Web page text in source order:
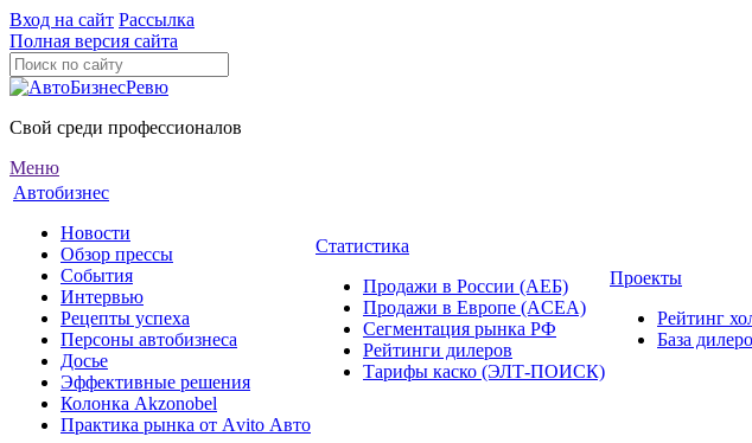
Вход на сайт Рассылка
Полная версия сайта
Свой среди профессионалов
Меню
Автобизнес
Новости
Обзор прессы
События
Интервью
Рецепты успеха
Персоны автобизнеса
Досье
Эффективные решения
Колонка Akzonobel
Практика рынка от Аvito Авто
Статистика
Продажи в России (АЕБ)
Продажи в Европе (ACEA)
Сегментация рынка РФ
Рейтинги дилеров
Тарифы каско (ЭЛТ-ПОИСК)
Проекты
Рейтинг
База